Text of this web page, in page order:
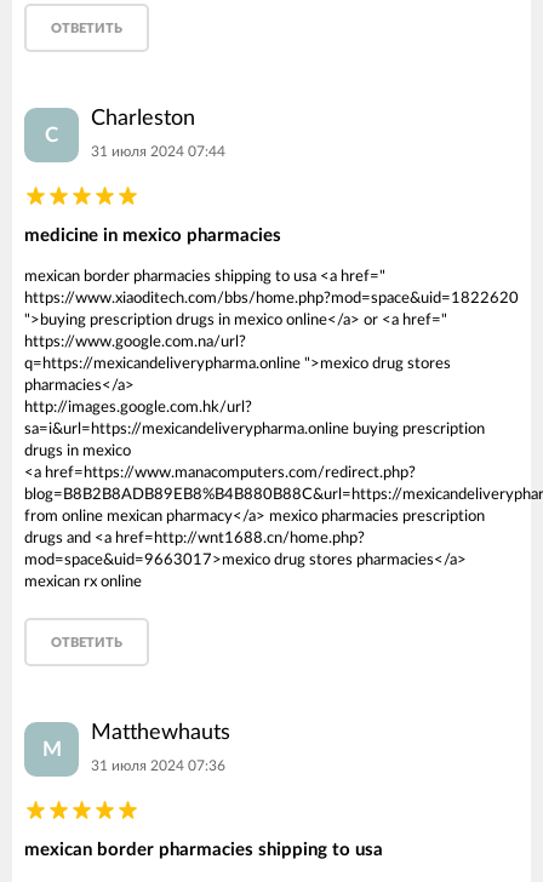
ОТВЕТИТЬ
C
Charleston
31 июля 2024 07:44
medicine in mexico pharmacies
mexican border pharmacies shipping to usa <a href="
https://www.xiaoditech.com/bbs/home.php?mod=space&uid=1822620
">buying prescription drugs in mexico online</a> or <a href="
https://www.google.com.na/url?
q=https://mexicandeliverypharma.online ">mexico drug stores
pharmacies</a>
http://images.google.com.hk/url?
sa=i&url=https://mexicandeliverypharma.online buying prescription
drugs in mexico
<a href=https://www.manacomputers.com/redirect.php?
blog=B8B2B8ADB89EB8%B4B880B88C&url=https://
from online mexican pharmacy</a> mexico pharmacies prescription
drugs and <a href=http://wnt1688.cn/home.php?
mod=space&uid=9663017>mexico drug stores pharmacies</a>
mexican rx online
ОТВЕТИТЬ
M
Matthewhauts
31 июля 2024 07:36
mexican border pharmacies shipping to usa